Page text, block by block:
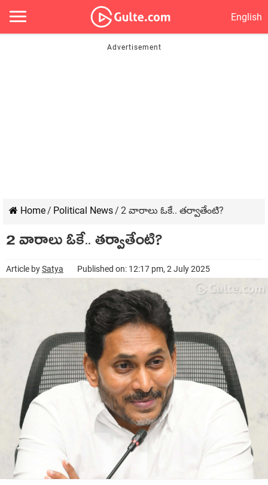
English
Home/ Political News/ 2 వారాలు ఓకే.. తర్వాతేంటి?
2 వారాలు ఓకే.. తర్వాతేంటి?
Article bySatya Published on: 12:17 pm, 2 July 2025